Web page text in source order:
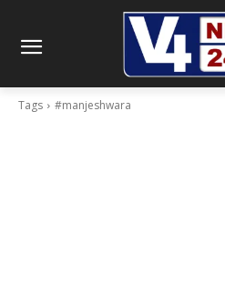
Tags #manjeshwara